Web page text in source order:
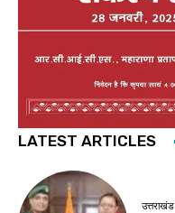
LATEST ARTICLES
उत्तराखंड